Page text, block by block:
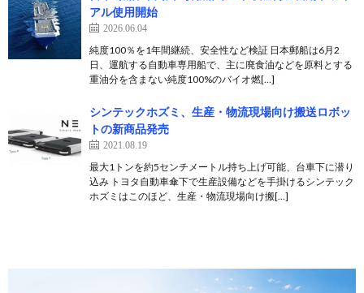
アル使用開始
2026.06.04
純度100％を1年間継続、安全性など検証 日本郵船は6月2
日、運航する自動車専用船で、主に廃食油などを原料とする
重油分を含まない純度100%のバイオ燃[…]
シンテックホズミ、生産・物流現場向け搬送ロボッ
トの新商品発売
2021.08.19
最大1トンを約5センチメートル持ち上げ可能、台車下に潜り
込み トヨタ自動車傘下で生産設備などを手掛けるシンテック
ホズミはこのほど、生産・物流現場向け搬[…]